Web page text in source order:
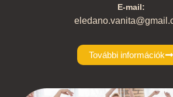
E-mail:
További információk